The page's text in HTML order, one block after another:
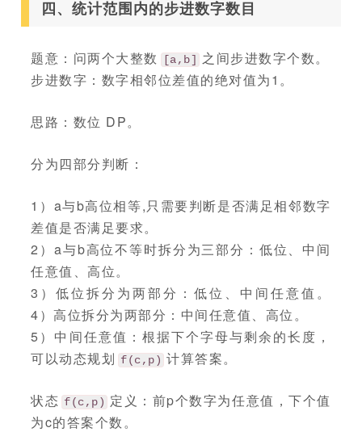
四、统计范围内的步进数字数目
题意：问两个大整数 [a,b]
之间步进数字个数。
步进数字：数字相邻位差值的绝对值为1。
思路：数位 DP。
分为四部分判断：
1）a与b高位相等,只需要判断是否满足相邻数字
差值是否满足要求。
2）a与b高位不等时拆分为三部分：低位、中间
任意值、高位。
3）低位拆分为两部分：低位、中间任意值。
4）高位拆分为两部分：中间任意值、高位。
5）中间任意值：根据下个字母与剩余的长度，
可以动态规划 f(c,p) 计算答案。
状态 f(c,p) 定义：前p个数字为任意值，下个值
为c的答案个数。